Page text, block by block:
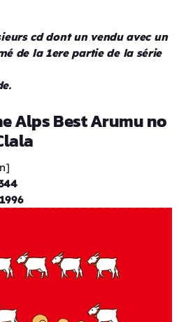
cd dont un vendu avec un
de la 1ere partie de la série
Alps Best Arumu no